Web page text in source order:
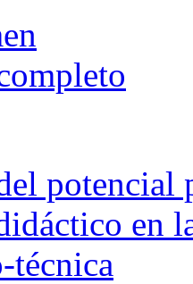
potencial
en
técnica